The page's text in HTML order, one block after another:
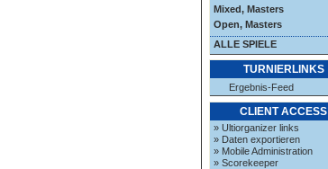
Mixed, Masters
Open, Masters
ALLE SPIELE
TURNIERLINKS
Ergebnis-Feed
CLIENT ACCESS
» Ultiorganizer links
» Daten exportieren
» Mobile Administration
» Scorekeeper